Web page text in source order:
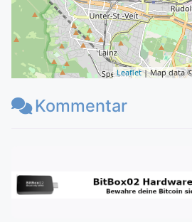
Leaflet| Map data
Kommentar